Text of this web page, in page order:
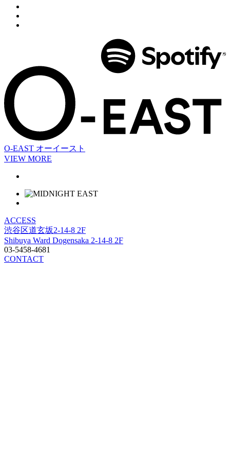
O-EAST オーイースト
VIEW MORE
ACCESS
渋谷区道玄坂2-14-8 2F
Shibuya Ward Dogensaka 2-14-8 2F
03-5458-4681
CONTACT